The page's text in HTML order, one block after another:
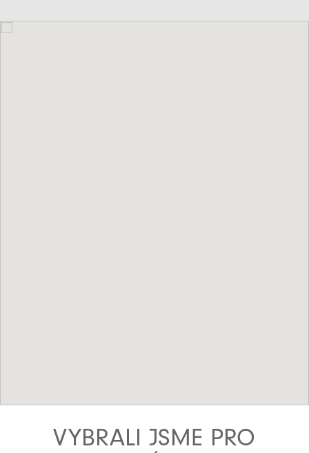
VYBRALI JSME PRO